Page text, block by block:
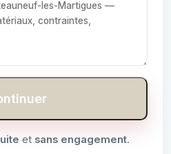
et sans engagement.